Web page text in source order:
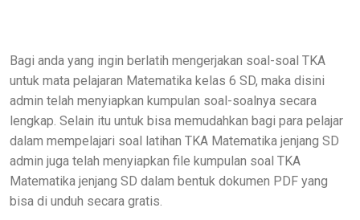
Bagi anda yang ingin berlatih mengerjakan soal-soal TKA
untuk mata pelajaran Matematika kelas 6 SD, maka disini
admin telah menyiapkan kumpulan soal-soalnya secara
lengkap. Selain itu untuk bisa memudahkan bagi para pelajar
dalam mempelajari soal latihan TKA Matematika jenjang SD
admin juga telah menyiapkan file kumpulan soal TKA
Matematika jenjang SD dalam bentuk dokumen PDF yang
bisa di unduh secara gratis.